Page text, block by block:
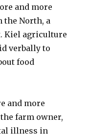
and more
the North, a
Kiel agriculture
verbally to
food
and more
farm owner,
illness in